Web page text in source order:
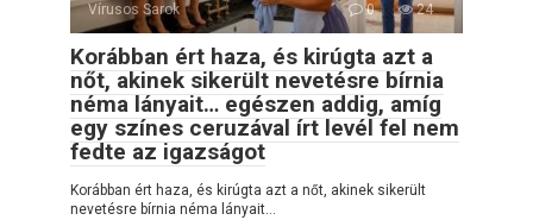
Vírusos Sarok 0 24
Korábban ért haza, és kirúgta azt a
nőt, akinek sikerült nevetésre bírnia
néma lányait… egészen addig, amíg
egy színes ceruzával írt levél fel nem
fedte az igazságot
Korábban ért haza, és kirúgta azt a nőt, akinek sikerült
nevetésre bírnia néma lányait…